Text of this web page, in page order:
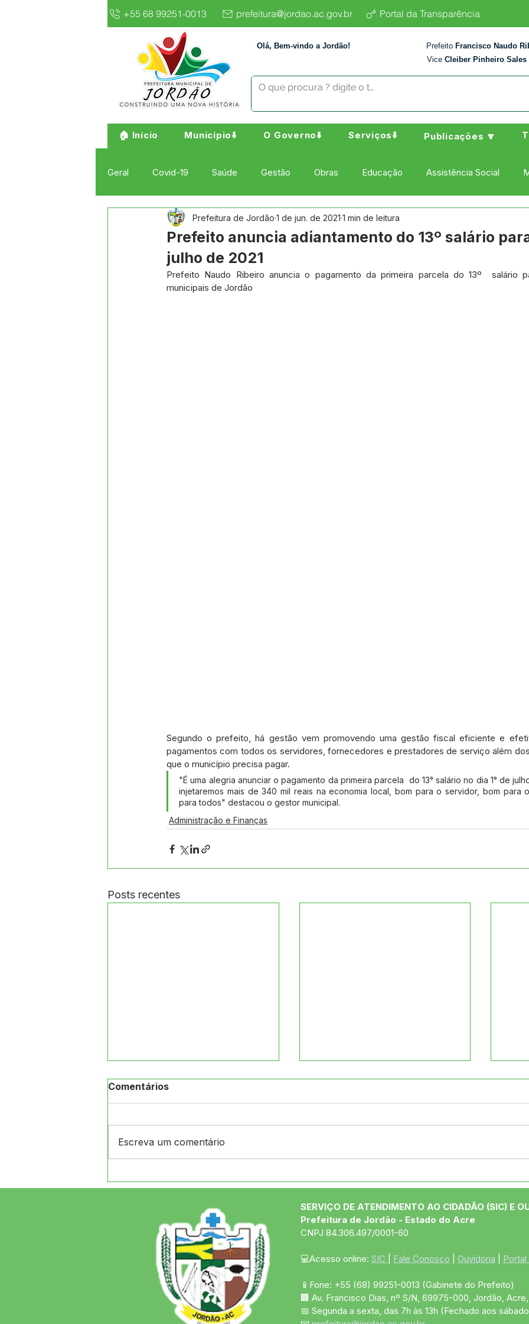
+55 68 99251-0013 prefeitura@jordao.ac.gov.br Portal da Transparência
Olá, Bem-vindo a Jordão! Prefeito Francisco Naudo
Vice Cleiber Pinheiro Sales
🏠 Início Município⬇️ O Governo⬇️ Serviços⬇️ Publicações 🔽
Geral Covid-19 Saúde Gestão Obras Educação Assistência Social
Institucional e Governo Cultura Esporte e Lazer Administração e Finanças
Datas Comemorativas Projetos e Emendas
Prefeito anuncia adiantamento do 13º salário
julho de 2021
Prefeitura de Jordão 1 de jun. de 2021 1 min de leitura
Prefeito Naudo Ribeiro anuncia o pagamento da primeira parcela do 13º  salário
municipais de Jordão
Segundo o prefeito, há gestão vem promovendo uma gestão fiscal eficiente e
pagamentos com todos os servidores, fornecedores e prestadores de serviço além
que o município precisa pagar.
"É uma alegria anunciar o pagamento da primeira parcela  do 13° salário no dia 1° de
injetaremos mais de 340 mil reais na economia local, bom para o servidor, bom para
para todos" destacou o gestor municipal.
Administração e Finanças
Posts recentes
Prefeitura de Jordão firma
e lança o aplicativo "Sig
Servidor"
Nota Fiscal avança, mas
sistemas locais
permanecem ativos para
usuários Betha e e-Nota
de
Comentários
Escreva um comentário
SERVIÇO DE ATENDIMENTO AO CIDADÃO (SIC) E
Prefeitura de Jordão - Estado do Acre
CNPJ 84.306.497/0001-60
💻Acesso online: SIC Fale Conosco Ouvidoria
📱Fone: +55 (68) 99251-0013 (Gabinete do Prefeito)
🏢 Av. Francisco Dias, nº S/N, 69975-000, Jordão,
📅 Segunda a sexta, das 7h às 13h (Fechado aos